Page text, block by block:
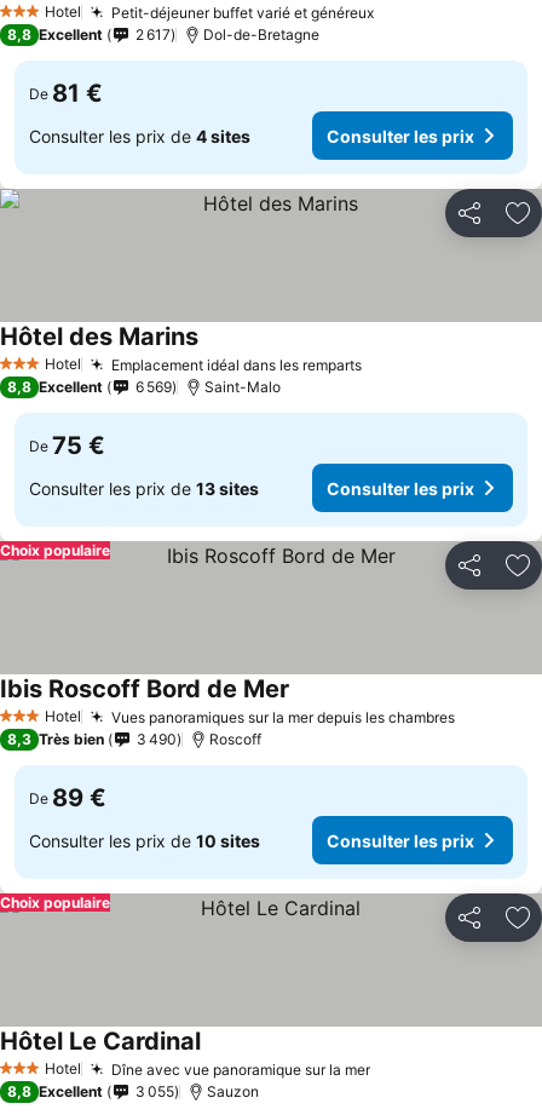
3 ÉtoilesHotel Petit-déjeuner buffet varié et généreux
8,8 Excellent 2 617 Dol-de-Bretagne
De 81 €
Consulter les prix de 4 sites Consulter les prix
Partager
3 ÉtoilesHotel Emplacement idéal dans les remparts
Hôtel des Marins
8,8 Excellent 6 569 Saint-Malo
De 75 €
Consulter les prix de 13 sites Consulter les prix
Partager
Choix populaire
3 ÉtoilesHotel Vues panoramiques sur la mer depuis les chambres
Ibis Roscoff Bord de Mer
8,3 Très bien 3 490 Roscoff
De 89 €
Consulter les prix de 10 sites Consulter les prix
Partager
Choix populaire
3 ÉtoilesHotel Dîne avec vue panoramique sur la mer
Hôtel Le Cardinal
8,8 Excellent 3 055 Sauzon